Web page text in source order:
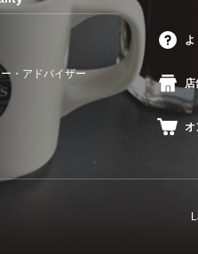
・アドバイザー
よ
店
オ